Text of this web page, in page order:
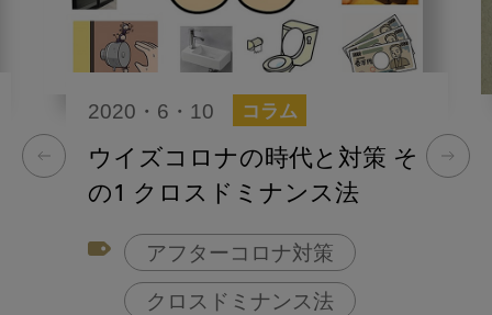
2020・6・10 コラム
ウイズコロナの時代と対策 そ
の1 クロスドミナンス法
アフターコロナ対策
クロスドミナンス法